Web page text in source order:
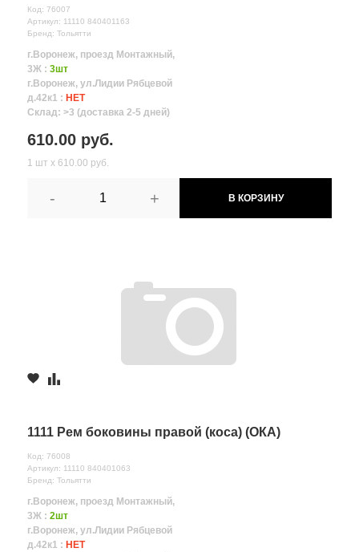
Код: 76007
Артикул: 11110 840401163
Бренд: Тольятти
г.Воронеж, проезд Монтажный,
3Ж : 3шт
г.Воронеж, ул.Лидии Рябцевой
д.42к1 : НЕТ
Склад: >3 (доставка 2-5 дней)
610.00 руб.
1 шт х 610.00 руб.
- + В КОРЗИНУ
1111 Рем боковины правой (коса) (ОКА)
Код: 76008
Артикул: 11110 840401063
Бренд: Тольятти
г.Воронеж, проезд Монтажный,
3Ж : 2шт
г.Воронеж, ул.Лидии Рябцевой
д.42к1 : НЕТ